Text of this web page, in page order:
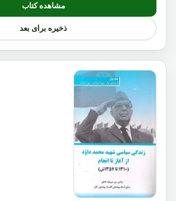
مشاهده کتاب
ذخیره برای بعد